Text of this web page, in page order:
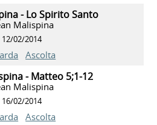
- Lo Spirito Santo
Malispina
12/02/2014
Ascolta
- Matteo 5;1-12
Malispina
16/02/2014
Ascolta